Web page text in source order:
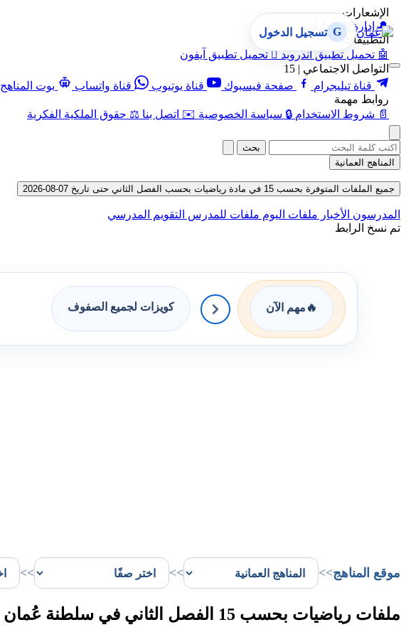
الإشعارات
🔔 إدارة الإشعارات
التطبيقات
🤖 تحميل تطبيق أندرويد  تحميل تطبيق آيفون
التواصل الاجتماعي | 15
قناة تيليجرام
صفحة فيسبوك قناة يوتيوب قناة واتساب
بوت المناهج
روابط مهمة
📄 شروط الاستخدام 🔒 سياسة الخصوصية ✉️ اتصل بنا ⚖️ حقوق الملكية الفكرية
G تسجيل الدخول
بحث
المناهج العمانية
جميع الملفات المتوفرة بحسب 15 في مادة رياضيات بحسب الفصل الثاني حتى تاريخ 07-08-2026
المدرسون الأخبار ملفات اليوم ملفات للمدرس التقويم المدرسي
تم نسخ الرابط
🔥 مهم الآن كويزات لجميع الصفوف
موقع المناهج>>
>>
>>
ملفات رياضيات بحسب 15 الفصل الثاني في سلطنة عُمان